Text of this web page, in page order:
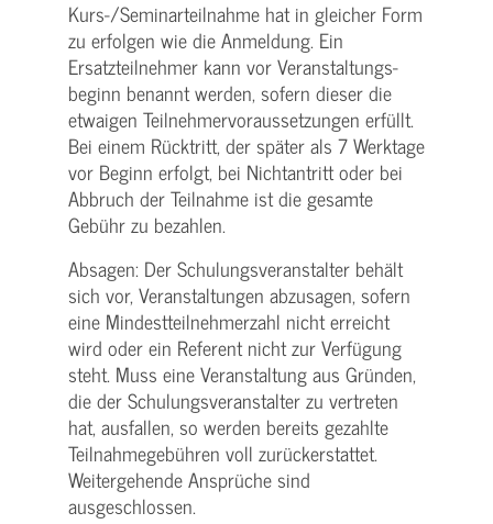
Kurs-/­Seminarteilnahme hat in gleicher Form
zu erfolgen wie die Anmeldung. Ein
Ersatzteilnehmer kann vor Veranstaltungs­
beginn benannt werden, sofern dieser die
etwaigen Teilnehmer­voraussetzungen erfüllt.
Bei einem Rücktritt, der später als 7 Werktage
vor Beginn erfolgt, bei Nichtantritt oder bei
Abbruch der Teilnahme ist die gesamte
Gebühr zu bezahlen.
Absagen: Der Schulungs­veranstalter behält
sich vor, Veranstaltungen abzusagen, sofern
eine Mindest­teilnehmerzahl nicht erreicht
wird oder ein Referent nicht zur Verfügung
steht. Muss eine Veranstaltung aus Gründen,
die der Schulungs­veranstalter zu vertreten
hat, ausfallen, so werden bereits gezahlte
Teilnahme­gebühren voll zurückerstattet.
Weitergehende Ansprüche sind
ausgeschlossen.